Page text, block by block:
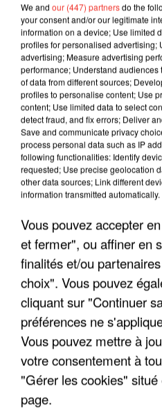
LES INTERVIEWS
"JE SUIS À
ENFOIRÉS"
"ON A
We and our (447) partnersdo the
your consent and/or our legitimate
information on a device; Use limited
profiles for personalised advertising;
advertising; Measure advertising
performance; Understand
of data from different sources;
profiles to personalise content; Use
content; Use limited data to select
detect fraud, and fix errors; Deliver
Save and communicate privacy
process personal data such as IP
following functionalities: Identify
requested; Use precise geolocation
other data sources; Link different
information transmitted automatically.
Vous pouvez accepter
et fermer", ou affiner en
finalités et/ou
choix". Vous pouvez
cliquant sur "Continuer
préférences ne
Vous pouvez mettre à
votre consentement à
"Gérer les cookies"
page.